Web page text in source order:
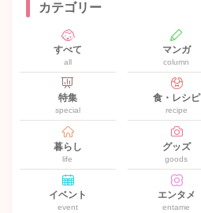
カテゴリー
すべて
all
マンガ
column
特集
special
食・レシピ
recipe
暮らし
life
グッズ
goods
イベント
event
エンタメ
entame